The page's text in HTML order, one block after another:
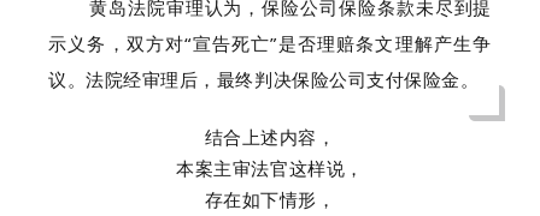
黄岛法院审理认为，保险公司保险条款未尽到提
示义务，双方对“宣告死亡”是否理赔条文理解产生争
议。法院经审理后，最终判决保险公司支付保险金。
结合上述内容，
本案主审法官这样说，
存在如下情形，